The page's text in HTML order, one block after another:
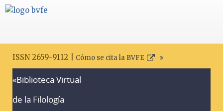
ISSN 2659-9112 | Cómo se cita la BVFE
«Biblioteca Virtual
de la Filología